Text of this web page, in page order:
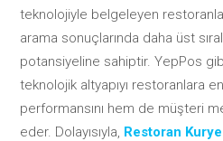
teknolojiyle belgeleyen
arama sonuçlarında daha üst
potansiyeline sahiptir. YepPos
teknolojik altyapıyı restoranlara
performansını hem de müşteri
eder. Dolayısıyla, Restoran